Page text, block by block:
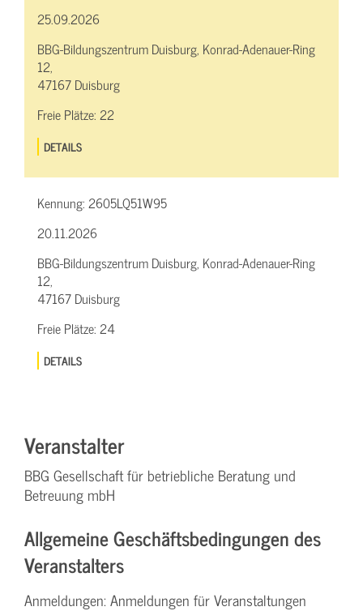
25.09.2026
BBG-Bildungszentrum Duisburg, Konrad-Adenauer-Ring
12,
47167 Duisburg
Freie Plätze:22
DETAILS
Kennung:2605LQ51W95
20.11.2026
BBG-Bildungszentrum Duisburg, Konrad-Adenauer-Ring
12,
47167 Duisburg
Freie Plätze:24
DETAILS
Veranstalter
BBG Gesellschaft für betriebliche Beratung und
Betreuung mbH
Allgemeine Geschäftsbedingungen des
Veranstalters
Anmeldungen: Anmeldungen für Veranstaltungen